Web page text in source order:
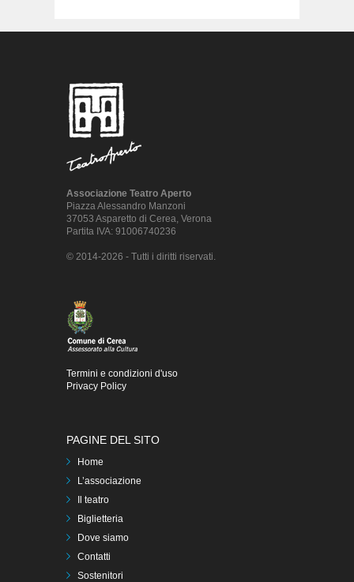
Associazione Teatro Aperto
Piazza Alessandro Manzoni
37053 Asparetto di Cerea, Verona
Partita IVA: 91006740236
© 2014-2026 - Tutti i diritti riservati.
Termini e condizioni d'uso
Privacy Policy
PAGINE DEL SITO
Home
L’associazione
Il teatro
Biglietteria
Dove siamo
Contatti
Sostenitori